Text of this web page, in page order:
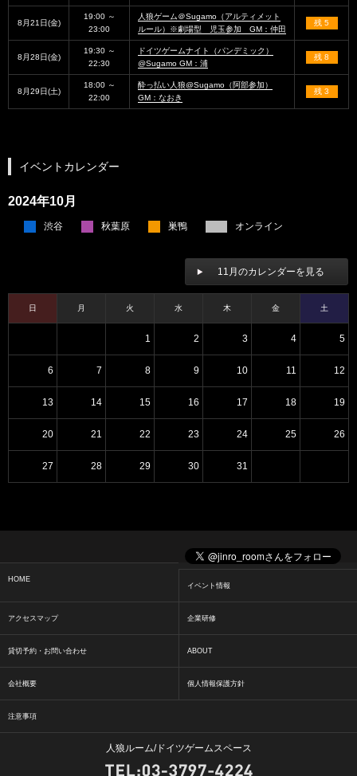
8月21日(金)
19:00 ～
23:00
人狼ゲーム＠Sugamo（アルティメット
ルール）※劇場型 児玉参加 GM：仲田
残 5
8月28日(金)
19:30 ～
22:30
ドイツゲームナイト（パンデミック）
@Sugamo GM：浦
残 8
8月29日(土)
18:00 ～
22:00
酔っ払い人狼@Sugamo（阿部参加）
GM：なおき
残 3
イベントカレンダー
2024年10月
渋谷 秋葉原 巣鴨 オンライン
11月のカレンダーを見る
日 月 火 水 木 金 土
1 2 3 4 5
6 7 8 9 10 11 12
13 14 15 16 17 18 19
20 21 22 23 24 25 26
27 28 29 30 31
HOME
イベント情報
アクセスマップ 企業研修
貸切予約・お問い合わせ ABOUT
会社概要 個人情報保護方針
注意事項
人狼ルーム/ドイツゲームスペース